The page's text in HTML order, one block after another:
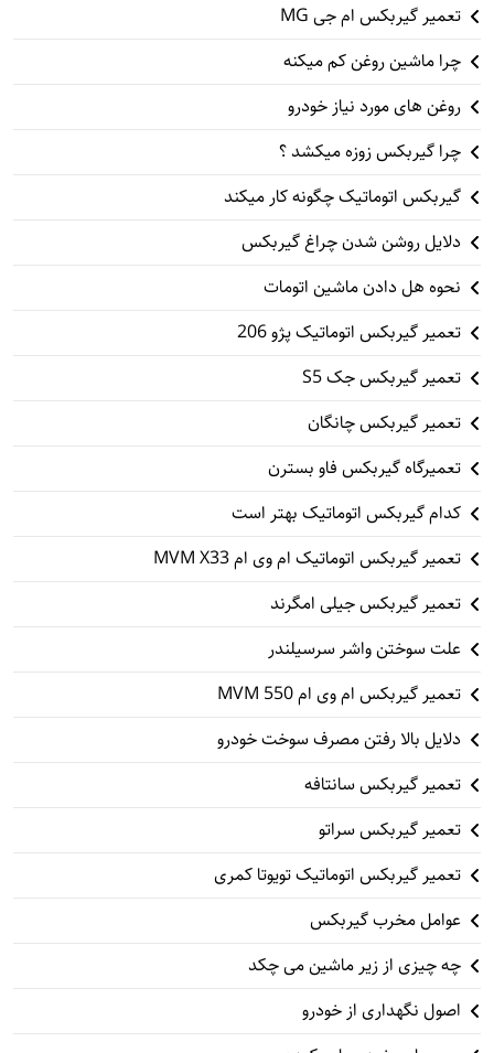
تعمیر گیربکس ام جی MG
چرا ماشین روغن کم میکنه
روغن های مورد نیاز خودرو
چرا گیربکس زوزه میکشد ؟
گیربکس اتوماتیک چگونه کار میکند
دلایل روشن شدن چراغ گیربکس
نحوه هل دادن ماشین اتومات
تعمیر گیربکس اتوماتیک پژو 206
تعمیر گیربکس جک S5
تعمیر گیربکس چانگان
تعمیرگاه گیربکس فاو بسترن
کدام گیربکس اتوماتیک بهتر است
تعمیر گیربکس اتوماتیک ام وی ام MVM X33
تعمیر گیربکس جیلی امگرند
علت سوختن واشر سرسیلندر
تعمیر گیربکس ام وی ام 550 MVM
دلایل بالا رفتن مصرف سوخت خودرو
تعمیر گیربکس سانتافه
تعمیر گیربکس سراتو
تعمیر گیربکس اتوماتیک تویوتا کمری
عوامل مخرب گیربکس
چه چیزی از زیر ماشین می چکد
اصول نگهداری از خودرو